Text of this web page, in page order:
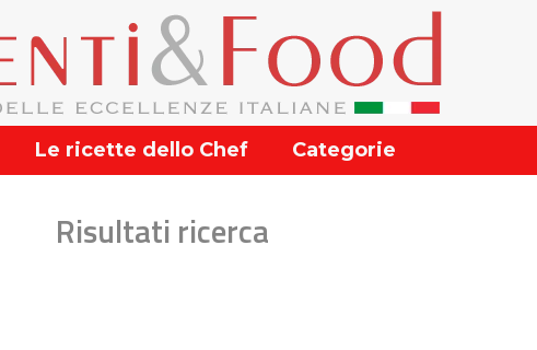
Le ricette dello Chef Categorie
Risultati ricerca